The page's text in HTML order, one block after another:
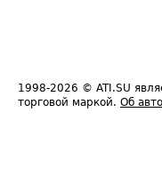
1998-2026 © ATI.SU
торговой маркой. Об